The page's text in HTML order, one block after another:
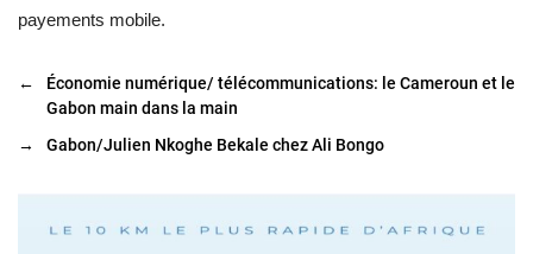
payements mobile.
←
Économie numérique/ télécommunications: le Cameroun et le
Gabon main dans la main
→
Gabon/Julien Nkoghe Bekale chez Ali Bongo